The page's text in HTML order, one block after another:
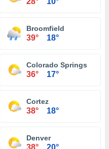
Broomfield
39° 18°
Colorado Springs
36° 17°
Cortez
38° 18°
Denver
38° 20°